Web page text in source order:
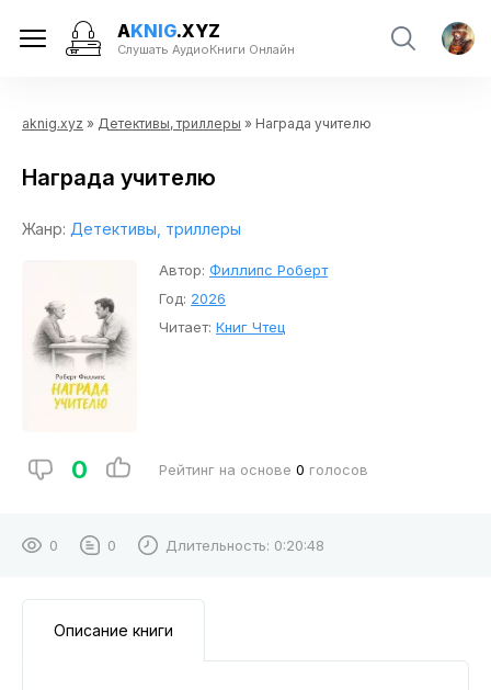
AKNIG.XYZ
Слушать АудиоКниги Онлайн
aknig.xyz » Детективы, триллеры » Награда учителю
Награда учителю
Жанр: Детективы, триллеры
Автор: Филлипс Роберт
Год: 2026
Читает: Книг Чтец
0 Рейтинг на основе 0 голосов
0 0 Длительность: 0:20:48
Описание книги